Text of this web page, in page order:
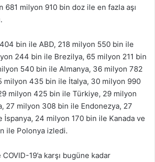
681 milyon 910 bin doz ile en fazla aşı
bin ile ABD, 218 milyon 550 bin ile
244 bin ile Brezilya, 65 milyon 211 bin
540 bin ile Almanya, 36 milyon 782
milyon 435 bin ile İtalya, 30 milyon 990
milyon 425 bin ile Türkiye, 29 milyon
27 milyon 308 bin ile Endonezya, 27
İspanya, 24 milyon 170 bin ile Kanada ve
ile Polonya izledi.
19’a karşı bugüne kadar